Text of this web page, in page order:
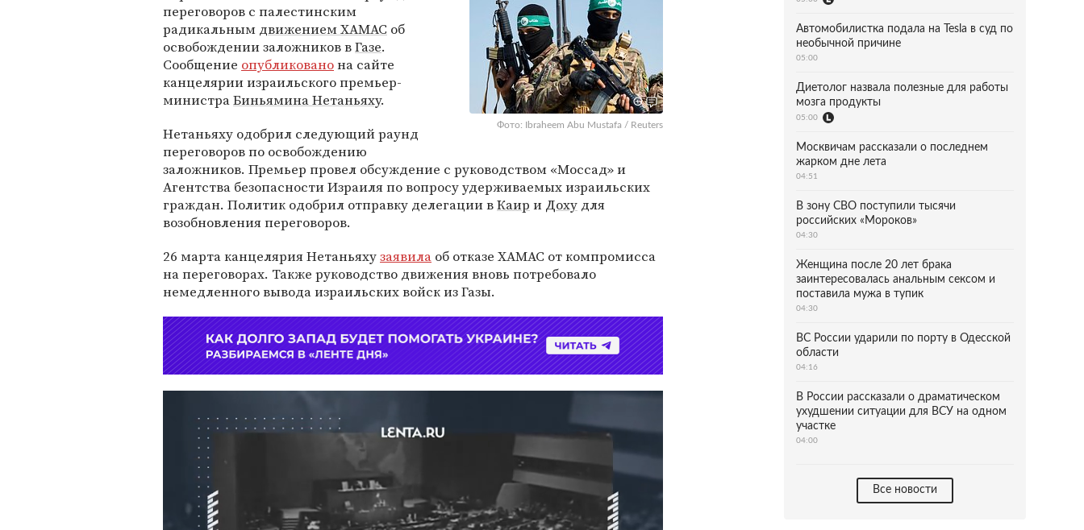
Фото: Ibraheem Abu Mustafa / Reuters
переговоров с палестинским
радикальным движением ХАМАС об
освобождении заложников вГазе.
Сообщение опубликованона сайте
канцелярии израильского премьер-
министраБиньямина Нетаньяху.
Нетаньяху одобрил следующий раунд
переговоров по освобождению
заложников. Премьер провел обсуждение с руководством «Моссад» и
Агентства безопасности Израиля по вопросу удерживаемых израильских
граждан. Политик одобрил отправку делегации вКаир и Доху для
возобновления переговоров.
26 марта канцелярия Нетаньяхузаявила об отказе ХАМАС от компромисса
на переговорах. Также руководство движения вновь потребовало
немедленного вывода израильских войск из Газы.
Автомобилистка подала на Tesla в суд по
необычной причине
05:00
Диетолог назвала полезные для работы
мозга продукты
05:00
Москвичам рассказали о последнем
жарком дне лета
04:51
В зону СВО поступили тысячи
российских «Мороков»
04:30
Женщина после 20 лет брака
заинтересовалась анальным сексом и
поставила мужа в тупик
04:30
ВС России ударили по порту в Одесской
области
04:16
В России рассказали о драматическом
ухудшении ситуации для ВСУ на одном
участке
04:00
Все новости